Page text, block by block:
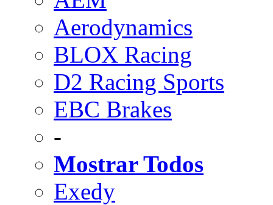
Aerodynamics
BLOX Racing
D2 Racing Sports
EBC Brakes
-
Mostrar Todos
Exedy